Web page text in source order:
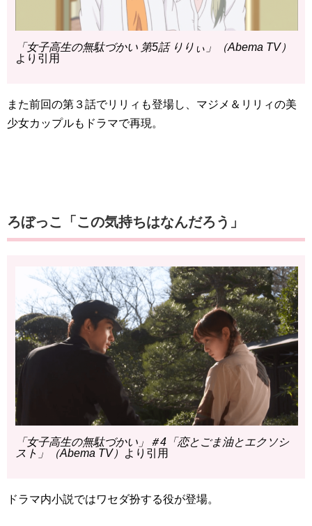
「女子高生の無駄づかい 第5話 りりぃ」（Abema TV）
より引用
また前回の第３話でリリィも登場し、マジメ＆リリィの美
少女カップルもドラマで再現。
ろぼっこ「この気持ちはなんだろう」
「女子高生の無駄づかい」＃4「恋とごま油とエクソシ
スト」（Abema TV）
より引用
ドラマ内小説ではワセダ扮する役が登場。